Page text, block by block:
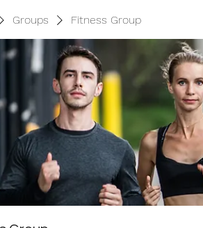
Groups Fitness Group